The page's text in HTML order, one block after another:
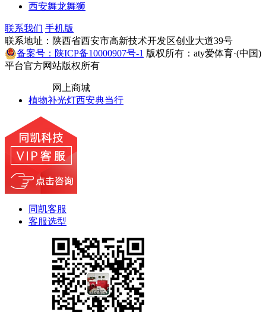
西安舞龙舞狮
联系我们 手机版
联系地址：陕西省西安市高新技术开发区创业大道39号
备案号：陕ICP备10000907号-1 版权所有：aty爱体育·(中国)
平台官方网站版权所有
网上商城
植物补光灯西安典当行
同凯客服
客服选型